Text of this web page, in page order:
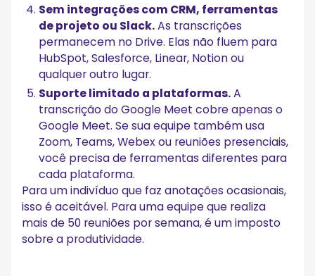
Sem integrações com CRM, ferramentas
de projeto ou Slack.As transcrições
permanecem no Drive. Elas não fluem para
HubSpot, Salesforce, Linear, Notion ou
qualquer outro lugar.
Suporte limitado a plataformas.A
transcrição do Google Meet cobre apenas o
Google Meet. Se sua equipe também usa
Zoom, Teams, Webex ou reuniões presenciais,
você precisa de ferramentas diferentes para
cada plataforma.
Para um indivíduo que faz anotações ocasionais,
isso é aceitável. Para uma equipe que realiza
mais de 50 reuniões por semana, é um imposto
sobre a produtividade.